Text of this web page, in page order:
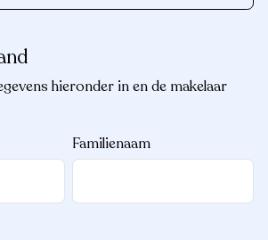
hieronder in en de makelaar
Familienaam